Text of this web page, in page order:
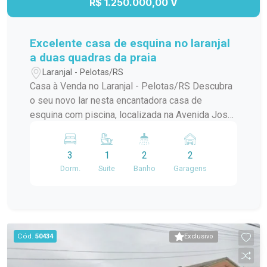
R$ 1.250.000,00 V
Excelente casa de esquina no laranjal
a duas quadras da praia
Laranjal - Pelotas/RS
Casa à Venda no Laranjal - Pelotas/RS Descubra
o seu novo lar nesta encantadora casa de
esquina com piscina, localizada na Avenida José
da praia. Com 240 m² de área construída, este
sobrado é ideal para quem busca conforto e
praticidade. No térreo, você encontrará uma
confraternização. O ambiente ainda conta com
uma aconchegante lareira e um jardim de inverno
que traz luz natural e frescor ao espaço. Além
3
Dorm.
1
Suite
2
Banho
2
Garagens
Exclusivo
Cód. 50434